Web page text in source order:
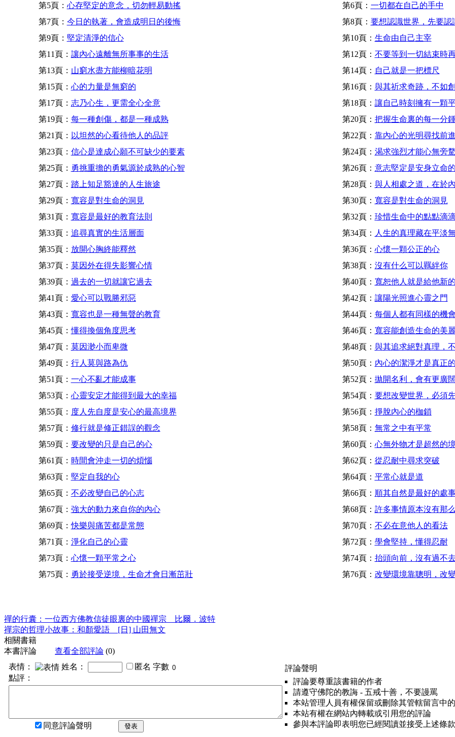
第5頁： 心存堅定的意念，切勿輕易動搖 第6頁： 一切都在自己的手中
第7頁： 今日的執著，會造成明日的後悔 第8頁： 要想認識世界，先要認
第9頁： 堅定清淨的信心 第10頁： 生命由自己主宰
第11頁： 讓內心遠離無所事事的生活 第12頁： 不要等到一切結束時
第13頁： 山窮水盡方能柳暗花明 第14頁： 自己就是一把標尺
第15頁： 心的力量是無窮的 第16頁： 與其祈求奇跡，不如
第17頁： 志乃心生，更需全心全意 第18頁： 讓自己時刻擁有一顆
第19頁： 每一種創傷，都是一種成熟 第20頁： 把握生命裏的每一分
第21頁： 以坦然的心看待他人的品評 第22頁： 靠內心的光明尋找前
第23頁： 信心是達成心願不可缺少的要素 第24頁： 渴求強烈才能心無旁騖
第25頁： 勇挑重擔的勇氣源於成熟的心智 第26頁： 意志堅定是安身立命
第27頁： 踏上知足豁達的人生旅途 第28頁： 與人相處之道，在於
第29頁： 寬容是對生命的洞見 第30頁： 寬容是對生命的洞見
第31頁： 寬容是最好的教育法則 第32頁： 珍惜生命中的點點滴
第33頁： 追尋真實的生活層面 第34頁： 人生的真理藏在平淡
第35頁： 放開心胸終能釋然 第36頁： 心懷一顆公正的心
第37頁： 莫因外在得失影響心情 第38頁： 沒有什么可以羈絆你
第39頁： 過去的一切就讓它過去 第40頁： 寬恕他人就是給他新
第41頁： 愛心可以戰勝邪惡 第42頁： 讓陽光照進心靈之門
第43頁： 寬容也是一種無聲的教育 第44頁： 每個人都有同樣的機會
第45頁：懂得換個角度思考 第46頁： 寬容能創造生命的美麗
第47頁： 莫因渺小而卑微 第48頁： 與其追求絕對真理，
第49頁： 行人莫與路為仇 第50頁： 內心的潔淨才是真正
第51頁： 一心不亂才能成事 第52頁： 拋開名利，會有更廣
第53頁： 心靈安定才能得到最大的幸福 第54頁： 要想改變世界，必須
第55頁： 度人先自度是安心的最高境界 第56頁： 掙脫內心的枷鎖
第57頁： 修行就是修正錯誤的觀念 第58頁： 無常之中有平常
第59頁： 要改變的只是自己的心 第60頁： 心無外物才是超然的
第61頁： 時間會沖走一切的煩惱 第62頁： 從忍耐中尋求突破
第63頁： 堅定自我的心 第64頁： 平常心就是道
第65頁： 不必改變自己的心志 第66頁： 順其自然是最好的處
第67頁： 強大的動力來自你的內心 第68頁： 許多事情原本沒有那
第69頁：快樂與痛苦都是常態 第70頁： 不必在意他人的看法
第71頁： 淨化自己的心靈 第72頁： 學會堅持，懂得忍耐
第73頁： 心懷一顆平常之心 第74頁： 抬頭向前，沒有過不
第75頁： 勇於接受逆境，生命才會日漸茁壯 第76頁： 改變環境靠聰明，改
禪的行囊：一位西方佛教信徒眼裏的中國禪宗 比爾．波特
禪宗的哲理小故事：和顏愛語 [日] 山田無文
相關書籍
本書評論
查看全部評論 (0)
表情：
姓名： 匿名 字數
點評：
同意評論聲明 發表
評論聲明
評論要尊重該書籍的作者
請遵守佛陀的教誨 - 五戒十善，不要謾罵
本站管理人員有權保留或刪除其管轄留言中
本站有權在網站內轉載或引用您的評論
參與本評論即表明您已經閱讀並接受上述條款